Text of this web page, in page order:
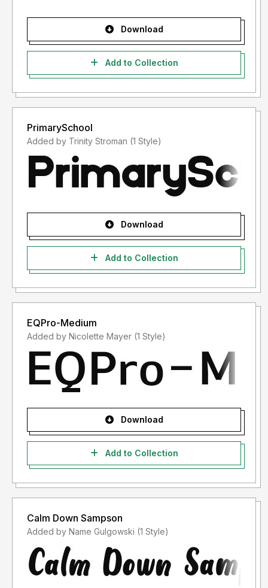
Download
Add to Collection
PrimarySchool
Added by Trinity Stroman (1 Style)
Download
Add to Collection
EQPro-Medium
Added by Nicolette Mayer (1 Style)
Download
Add to Collection
Calm Down Sampson
Added by Name Gulgowski (1 Style)